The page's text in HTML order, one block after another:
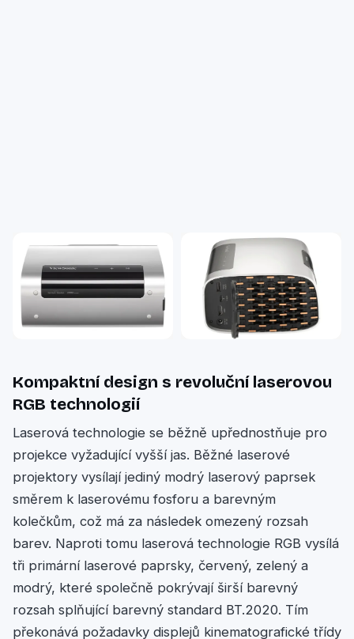
Kompaktní design s revoluční laserovou
RGB technologií
Laserová technologie se běžně upřednostňuje pro
projekce vyžadující vyšší jas. Běžné laserové
projektory vysílají jediný modrý laserový paprsek
směrem k laserovému fosforu a barevným
kolečkům, což má za následek omezený rozsah
barev. Naproti tomu laserová technologie RGB vysílá
tři primární laserové paprsky, červený, zelený a
modrý, které společně pokrývají širší barevný
rozsah splňující barevný standard BT.2020. Tím
překonává požadavky displejů kinematografické třídy